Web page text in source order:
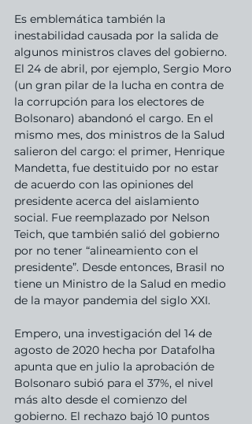
Es emblemática también la
inestabilidad causada por la salida de
algunos ministros claves del gobierno.
El 24 de abril, por ejemplo, Sergio Moro
(un gran pilar de la lucha en contra de
la corrupción para los electores de
Bolsonaro) abandonó el cargo. En el
mismo mes, dos ministros de la Salud
salieron del cargo: el primer, Henrique
Mandetta, fue destituido por no estar
de acuerdo con las opiniones del
presidente acerca del aislamiento
social. Fue reemplazado por Nelson
Teich, que también salió del gobierno
por no tener “alineamiento con el
presidente”. Desde entonces, Brasil no
tiene un Ministro de la Salud en medio
de la mayor pandemia del siglo XXI.
Empero, una investigación del 14 de
agosto de 2020 hecha por Datafolha
apunta que en julio la aprobación de
Bolsonaro subió para el 37%, el nivel
más alto desde el comienzo del
gobierno. El rechazo bajó 10 puntos